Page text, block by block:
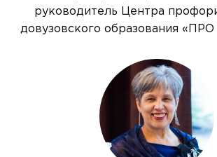
руководитель Центра
довузовского образования